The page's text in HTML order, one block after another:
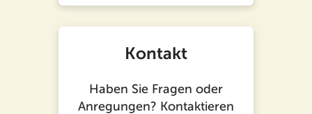
Kontakt
Haben Sie Fragen oder
Anregungen? Kontaktieren